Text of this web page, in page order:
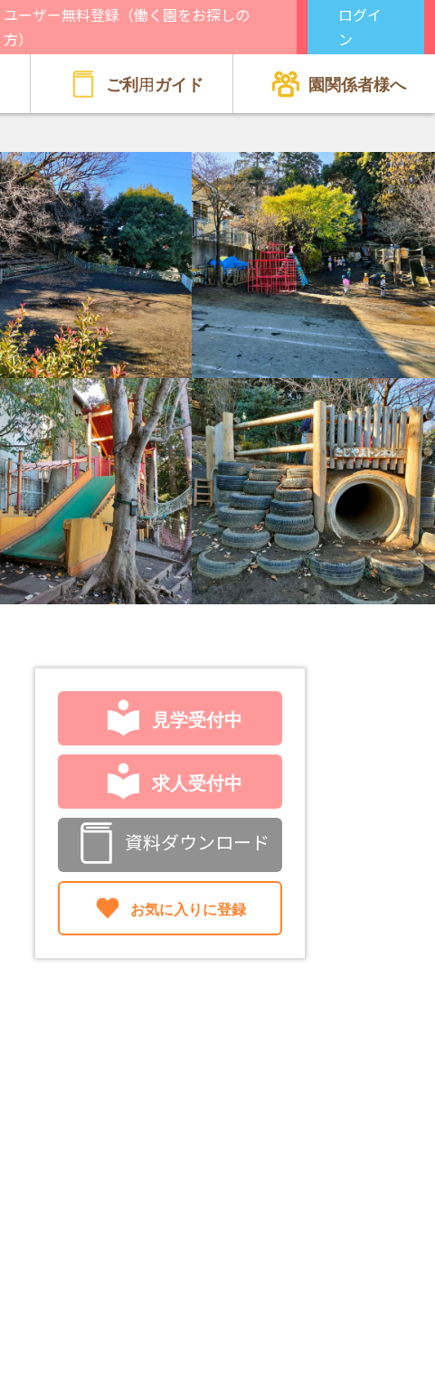
ユーザー無料登録（働く園をお探しの
方）
ログイ
ン
ご利用ガイド 園関係者様へ
見学受付中
求人受付中
資料ダウンロード
お気に入りに登録